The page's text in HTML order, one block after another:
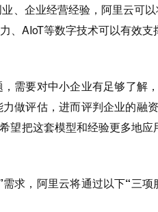
、企业经营经验，阿里云可
、AIoT等数字技术可以有效支
需要对中小企业有足够了解
做评估，进而评判企业的融资
把这套模型和经验更多地应
求，阿里云将通过以下“三项